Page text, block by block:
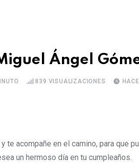
Ángel
839 VISUALIZACIONES
te acompañe en el camino, para que
un hermoso día en tu cumpleaños.